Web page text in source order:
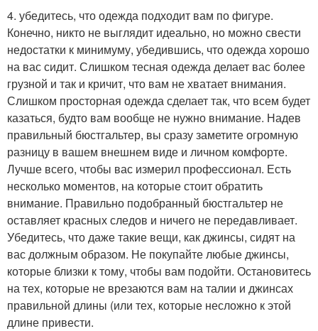
4. убедитесь, что одежда подходит вам по фигуре.
Конечно, никто не выглядит идеально, но можно свести
недостатки к минимуму, убедившись, что одежда хорошо
на вас сидит. Слишком тесная одежда делает вас более
грузной и так и кричит, что вам не хватает внимания.
Слишком просторная одежда сделает так, что всем будет
казаться, будто вам вообще не нужно внимание. Надев
правильный бюстгальтер, вы сразу заметите огромную
разницу в вашем внешнем виде и личном комфорте.
Лучше всего, чтобы вас измерил профессионал. Есть
несколько моментов, на которые стоит обратить
внимание. Правильно подобранный бюстгальтер не
оставляет красных следов и ничего не передавливает.
Убедитесь, что даже такие вещи, как джинсы, сидят на
вас должным образом. Не покупайте любые джинсы,
которые близки к тому, чтобы вам подойти. Остановитесь
на тех, которые не врезаются вам на талии и джинсах
правильной длины (или тех, которые несложно к этой
длине привести.